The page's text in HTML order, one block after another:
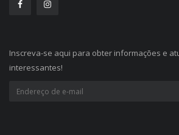
Inscreva-se aqui para obter informações e
interessantes!